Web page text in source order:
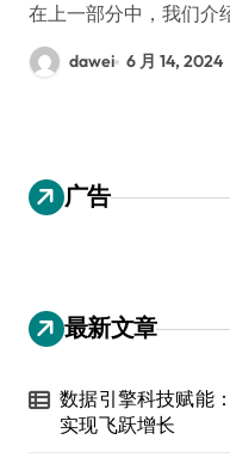
在上一部分中，我们
dawei 6 月 14, 2024
广告
最新文章
数据引擎科技赋能
实现飞跃增长